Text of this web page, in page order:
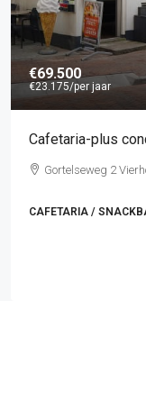
€69.500
€23.175/per jaar
Cafetaria-plus
Gortelseweg 2
CAFETARIA /